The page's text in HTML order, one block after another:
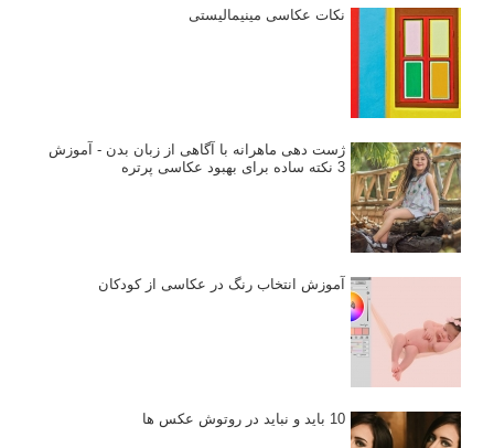
نکات عکاسی مینیمالیستی
ژست دهی ماهرانه با آگاهی از زبان بدن - آموزش
3 نکته ساده برای بهبود عکاسی پرتره
آموزش انتخاب رنگ در عکاسی از کودکان
10 باید و نباید در روتوش عکس ها